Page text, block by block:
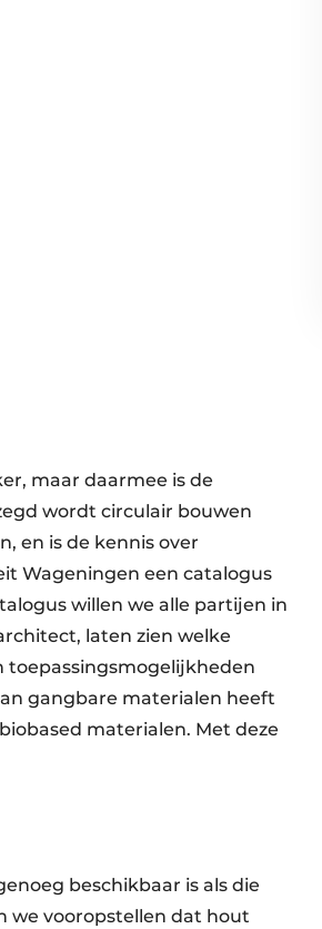
maar daarmee is de
wordt circulair bouwen
en is de kennis over
Wageningen een catalogus
willen we alle partijen in
laten zien welke
toepassingsmogelijkheden
gangbare materialen heeft
materialen. Met deze
beschikbaar is als die
we vooropstellen dat hout